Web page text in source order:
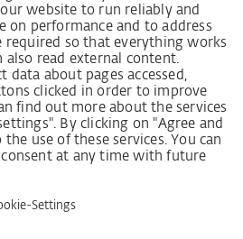
dodavatelského řetězce
dat